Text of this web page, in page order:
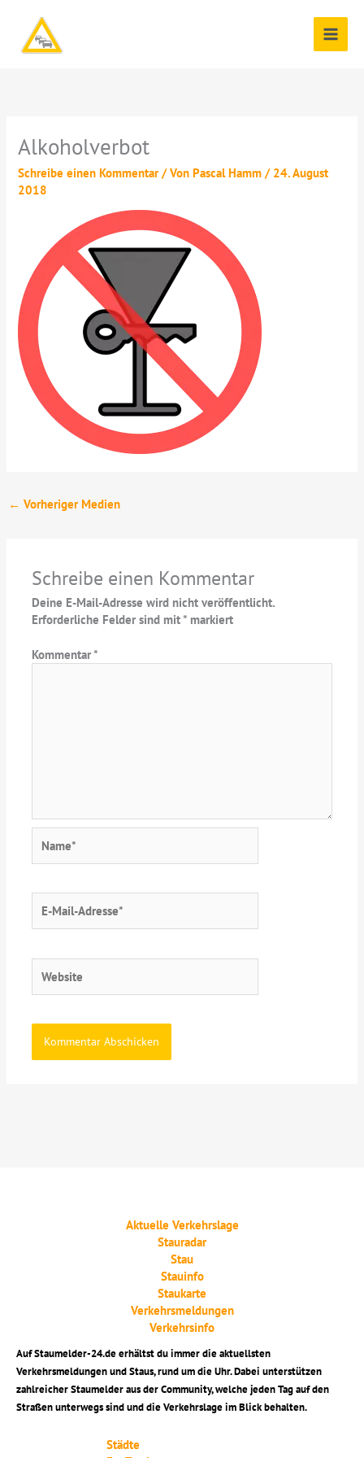
springen
Alkoholverbot
Schreibe einen Kommentar / VonPascal Hamm/ 24. August
2018
← Vorheriger Medien
Schreibe einen Kommentar
Deine E-Mail-Adresse wird nicht veröffentlicht.
Erforderliche Felder sind mit* markiert
Kommentar*
Mail-
Aktuelle Verkehrslage
Stauradar
Stau
Stauinfo
Staukarte
Verkehrsmeldungen
Verkehrsinfo
Auf Staumelder-24.de erhältst du immer die aktuellsten
Verkehrsmeldungen und Staus, rund um die Uhr. Dabei unterstützen
zahlreicher Staumelder aus der Community, welche jeden Tag auf den
Straßen unterwegs sind und die Verkehrslage im Blick behalten.
Städte